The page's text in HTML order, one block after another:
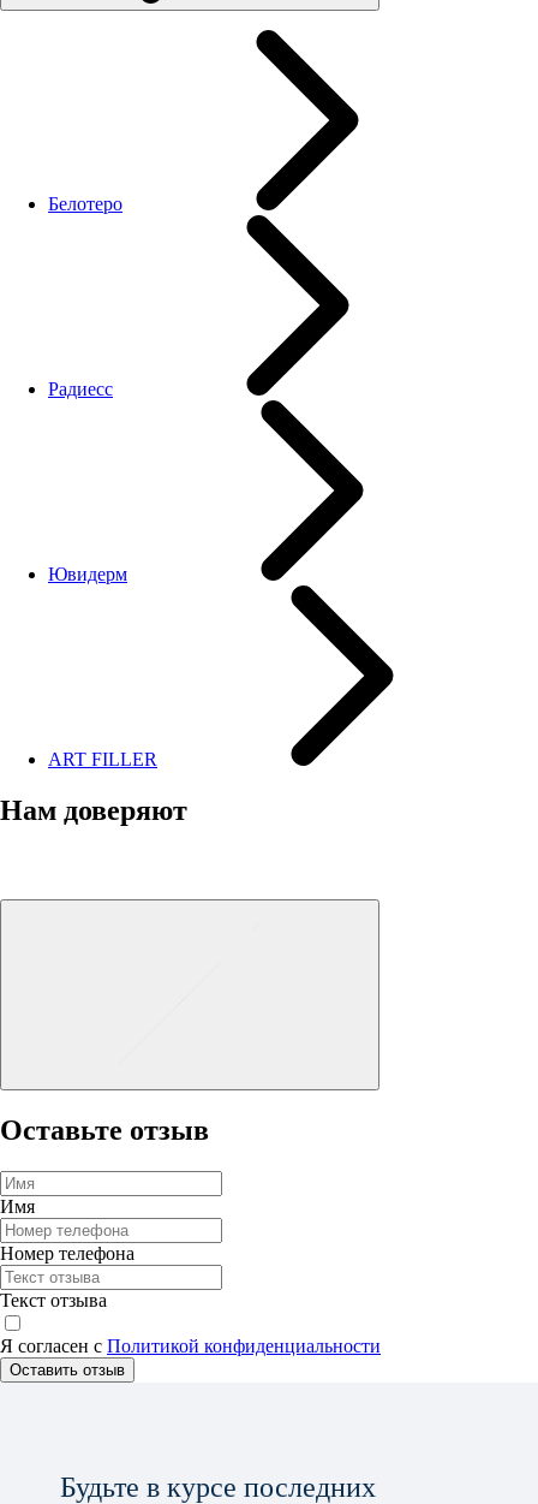
Белотеро
Радиесс
Ювидерм
ART FILLER
Нам доверяют
Оставьте отзыв
Имя
Номер телефона
Текст отзыва
Я согласен с Политикой конфиденциальности
Оставить отзыв
Будьте в курсе последних